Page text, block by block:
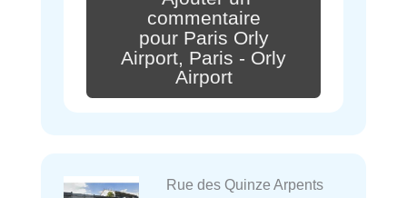
commentaire
pour Paris Orly
Airport, Paris - Orly
Airport
Rue des Quinze Arpents